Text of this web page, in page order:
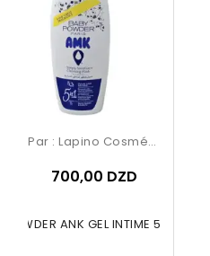
ANK GEL INTIME 5IN1 BLEU...
Par : Lapino Cosmétique
700,00 DZD